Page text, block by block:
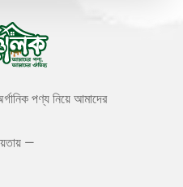
পণ্য নিয়ে আমাদের
—